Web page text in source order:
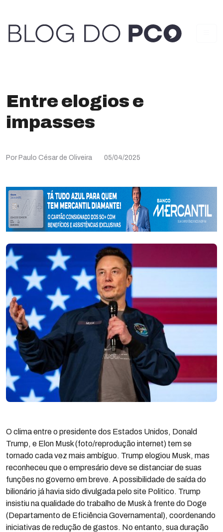
Entre elogios e
impasses
Por Paulo César de Oliveira 05/04/2025
O clima entre o presidente dos Estados Unidos, Donald
Trump, e Elon Musk (foto/reprodução internet) tem se
tornado cada vez mais ambíguo. Trump elogiou Musk, mas
reconheceu que o empresário deve se distanciar de suas
funções no governo em breve. A possibilidade de saída do
bilionário já havia sido divulgada pelo site Politico. Trump
insistiu na qualidade do trabalho de Musk à frente do Doge
(Departamento de Eficiência Governamental), coordenando
iniciativas de redução de gastos. No entanto, sua duração